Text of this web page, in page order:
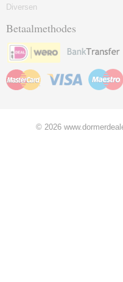
Diversen
Betaalmethodes
© 2026